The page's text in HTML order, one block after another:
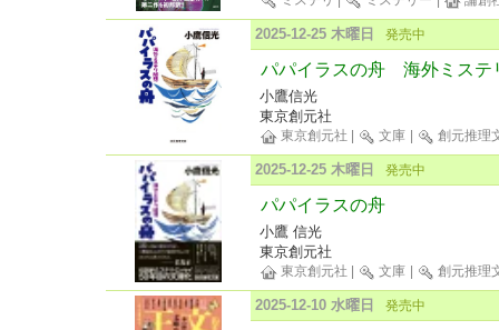
2025-12-25 木曜日 発売中
パパイラスの舟 海外ミステ
小鷹信光
東京創元社
東京創元社 文庫 創元推理
2025-12-25 木曜日 発売中
パパイラスの舟
小鷹 信光
東京創元社
東京創元社 文庫 創元推理
2025-12-10 水曜日 発売中